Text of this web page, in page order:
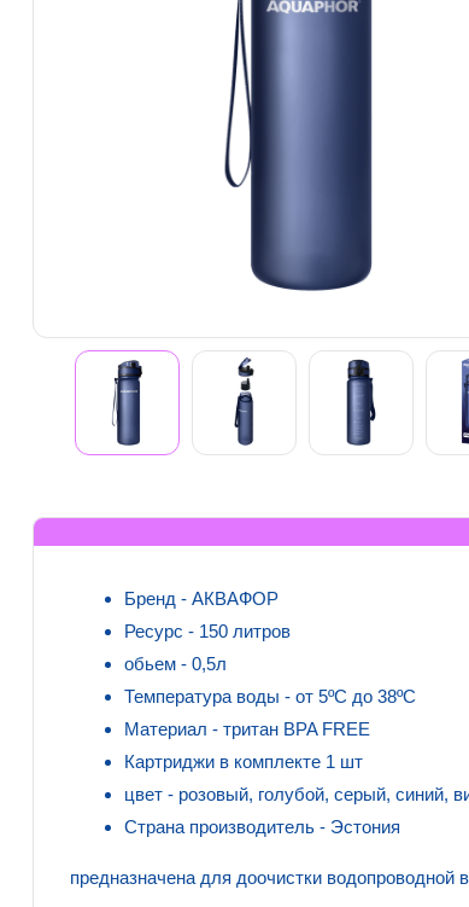
Бренд - АКВАФОР
Ресурс - 150 литров
обьем - 0,5л
Температура воды - от 5ºC до 38ºC
Материал - тритан BPA FREE
Картриджи в комплекте 1 шт
цвет - розовый, голубой, серый, синий,
Страна производитель - Эстония
предназначена для доочистки водопроводной